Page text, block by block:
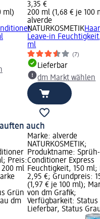
ml)
3,35 €
200 ml (1,68 € je 100
alverde
NATURKOSMETIK
Leave-in
ml
(7)
Lieferbar
dm Markt wählen
auch
Preis:
ml
Grün
dm
Marke: alverde
NATURKOSMETIK;
Produktname: Sprüh-
Conditioner Express
Feuchtigkeit, 150 ml;
2,95 €; Grundpreis:
(1,97 € je 100 ml);
von dm Grafik;
Verfügbarkeit: Status
Lieferbar, Status